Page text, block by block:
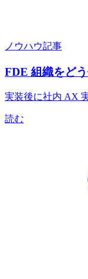
ノウハウ記事
FDE 組織をど
実装後に社内 AX
読む